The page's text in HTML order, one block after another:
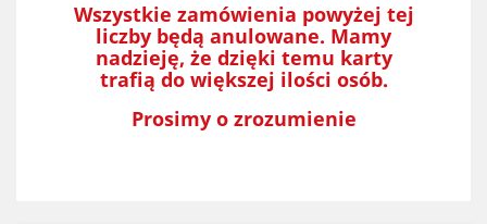
Wszystkie zamówienia powyżej tej
liczby będą anulowane. Mamy
nadzieję, że dzięki temu karty
trafią do większej ilości osób.
Prosimy o zrozumienie